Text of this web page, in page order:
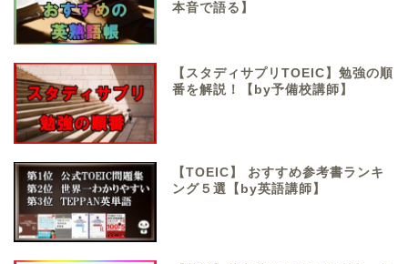
本音で語る】
【スタディサプリTOEIC】勉強の順
番を解説！【by予備校講師】
【TOEIC】 おすすめ参考書ランキ
ング５選【by英語講師】